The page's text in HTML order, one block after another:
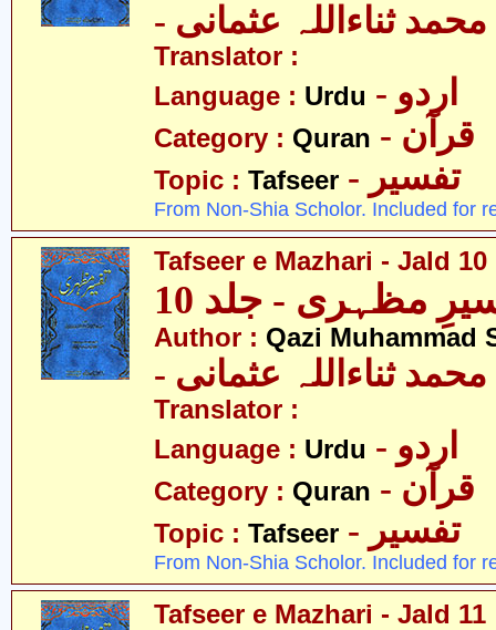
ثناءاللہ عثمانی
Translator :
Language : Urdu - اردو
Category : Quran - قرآن
Topic : Tafseer - تفسیر
From Non-Shia Scholor. Included for
Tafseer e Mazhari - Jald 10
مظہری - جلد 10
Author : Qazi Muhammad
ثناءاللہ عثمانی
Translator :
Language : Urdu - اردو
Category : Quran - قرآن
Topic : Tafseer - تفسیر
From Non-Shia Scholor. Included for
Tafseer e Mazhari - Jald 11